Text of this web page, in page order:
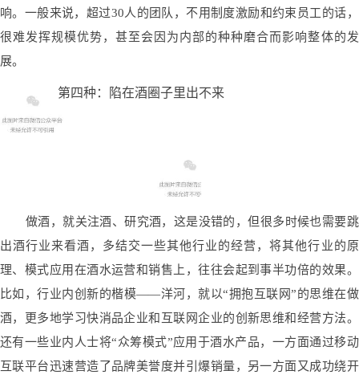
响。一般来说，超过30人的团队，不用制度激励和约束员工的话，
很难发挥规模优势，甚至会因为内部的种种磨合而影响整体的发
展。
第四种：陷在酒圈子里出不来
做酒，就关注酒、研究酒，这是没错的，但很多时候也需要跳
出酒行业来看酒，多结交一些其他行业的经营，将其他行业的原
理、模式应用在酒水运营和销售上，往往会起到事半功倍的效果。
比如，行业内创新的楷模——洋河，就以“拥抱互联网”的思维在做
酒，更多地学习快消品企业和互联网企业的创新思维和经营方法。
还有一些业内人士将“众筹模式”应用于酒水产品，一方面通过移动
互联平台迅速营造了品牌美誉度并引爆销量，另一方面又成功绕开